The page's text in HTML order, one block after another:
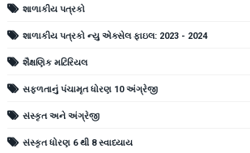
શાળાકીય પત્રકો
શાળાકીય પત્રકો ન્યુ એક્સેલ ફાઇલ: 2023 - 2024
શૈક્ષણિક મટિરિયલ
સફળતાનું પંચામૃત ધોરણ 10 અંગ્રેજી
સંસ્કૃત અને અંગ્રેજી
સંસ્કૃત ધોરણ 6 થી 8 સ્વાધ્યાય